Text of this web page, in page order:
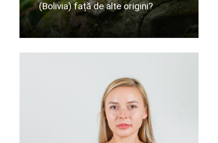
(Bolivia) față de alte origini?
Citeste mai departe...